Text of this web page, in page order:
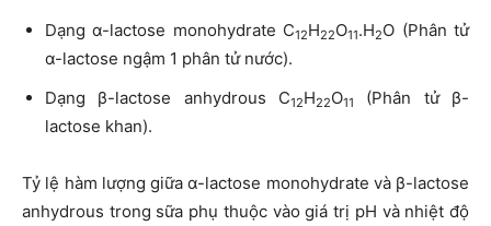
Dạng α-lactose monohydrate C12H22O11.H2O (Phân tử
α-lactose ngậm 1 phân tử nước).
Dạng β-lactose anhydrous C12H22O11
(Phân tử β-
lactose khan).
Tỷ lệ hàm lượng giữa α-lactose monohydrate và β-lactose
anhydrous trong sữa phụ thuộc vào giá trị pH và nhiệt độ